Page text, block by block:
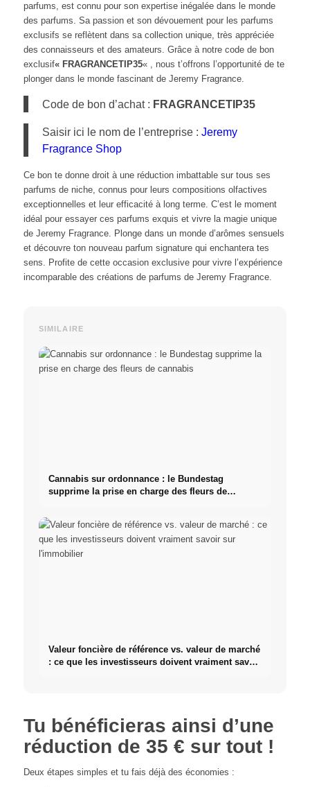
parfums, est connu pour son expertise inégalée dans le monde
des parfums. Sa passion et son dévouement pour les parfums
exclusifs se reflètent dans sa collection unique, très appréciée
des connaisseurs et des amateurs. Grâce à notre code de bon
exclusif« FRAGRANCETIP35« , nous t’offrons l’opportunité de te
plonger dans le monde fascinant de Jeremy Fragrance.
Code de bon d’achat : FRAGRANCETIP35
Saisir ici le nom de l’entreprise : Jeremy
Fragrance Shop
Ce bon te donne droit à une réduction imbattable sur tous ses
parfums de niche, connus pour leurs compositions olfactives
exceptionnelles et leur efficacité à long terme. C’est le moment
idéal pour essayer ces parfums exquis et vivre la magie unique
de Jeremy Fragrance. Plonge dans un monde d’arômes sensuels
et découvre ton nouveau parfum signature qui enchantera tes
sens. Profite de cette occasion exclusive pour vivre l’expérience
incomparable des créations de parfums de Jeremy Fragrance.
SIMILAIRE
Cannabis sur ordonnance : le Bundestag
supprime la prise en charge des fleurs de
Valeur foncière de référence vs. valeur de marché
: ce que les investisseurs doivent vraiment savoir
Tu bénéficieras ainsi d’une
réduction de 35 € sur tout !
Deux étapes simples et tu fais déjà des économies :